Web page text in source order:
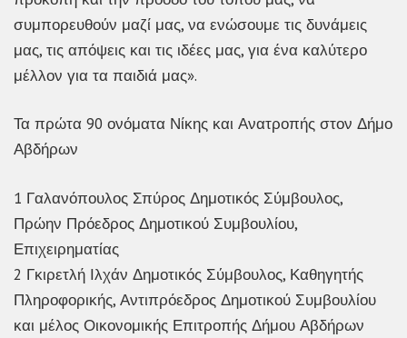
συμπορευθούν μαζί μας, να ενώσουμε τις δυνάμεις
μας, τις απόψεις και τις ιδέες μας, για ένα καλύτερο
μέλλον για τα παιδιά μας».
Τα πρώτα 90 ονόματα Νίκης και Ανατροπής στον Δήμο
Αβδήρων
1 Γαλανόπουλος Σπύρος Δημοτικός Σύμβουλος,
Πρώην Πρόεδρος Δημοτικού Συμβουλίου,
Επιχειρηματίας
2 Γκιρετλή Ιλχάν Δημοτικός Σύμβουλος, Καθηγητής
Πληροφορικής, Αντιπρόεδρος Δημοτικού Συμβουλίου
και μέλος Οικονομικής Επιτροπής Δήμου Αβδήρων